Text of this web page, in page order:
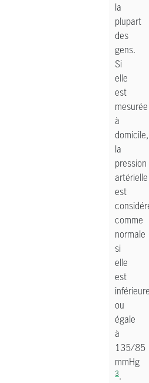
la
plupart
des
gens.
Si
elle
est
mesurée
à
domicile,
la
pression
artérielle
est
comme
normale
si
elle
est
ou
égale
à
135/85
mmHg
3.